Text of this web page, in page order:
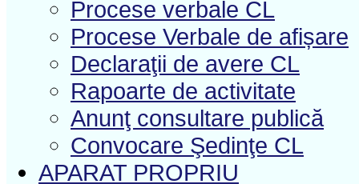
Procese verbale CL
Procese Verbale de afișare
Declaraţii de avere CL
Rapoarte de activitate
Anunţ consultare publică
Convocare Şedinţe CL
APARAT PROPRIU